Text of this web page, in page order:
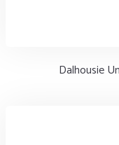
Dalhousie